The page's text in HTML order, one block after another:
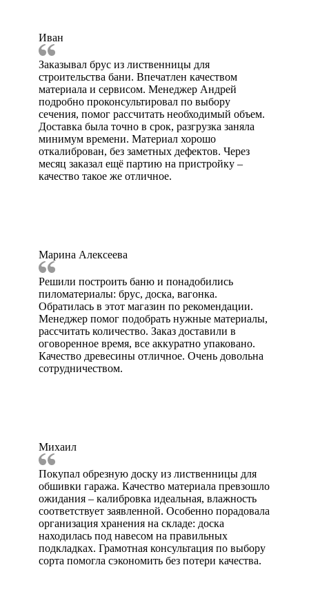
Иван
Заказывал брус из лиственницы для
строительства бани. Впечатлен качеством
материала и сервисом. Менеджер Андрей
подробно проконсультировал по выбору
сечения, помог рассчитать необходимый объем.
Доставка была точно в срок, разгрузка заняла
минимум времени. Материал хорошо
откалиброван, без заметных дефектов. Через
месяц заказал ещё партию на пристройку –
качество такое же отличное.
Марина Алексеева
Решили построить баню и понадобились
пиломатериалы: брус, доска, вагонка.
Обратилась в этот магазин по рекомендации.
Менеджер помог подобрать нужные материалы,
рассчитать количество. Заказ доставили в
оговоренное время, все аккуратно упаковано.
Качество древесины отличное. Очень довольна
сотрудничеством.
Михаил
Покупал обрезную доску из лиственницы для
обшивки гаража. Качество материала превзошло
ожидания – калибровка идеальная, влажность
соответствует заявленной. Особенно порадовала
организация хранения на складе: доска
находилась под навесом на правильных
подкладках. Грамотная консультация по выбору
сорта помогла сэкономить без потери качества.